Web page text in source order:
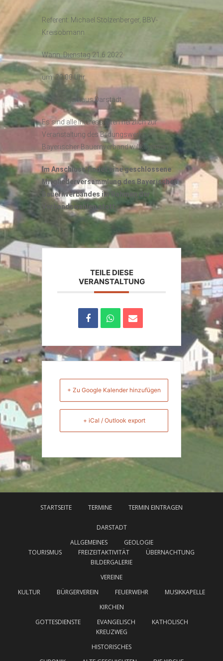
Referent: Michael Stolzenberger, BBV-
Kreisobmann
Wann: Dienstag 21.6.2022
um: 20:00 Uhr
WO: Bürgerhaus Darstadt
Es sind alle Interessierten herzlich zur
Veranstaltung des Bildungswerks
Bayerischer Bauernverband willkommen.
Im Anschluss findet eine geschlossene
Mitgliederversammlung des Bayerischen
Bauernverbandes im Rahmen der
Verbandswahlen statt.
TEILE DIESE
VERANSTALTUNG
+ Zu Google Kalender hinzufügen
+ iCal / Outlook export
STARTSEITE TERMINE TERMIN EINTRAGEN
DARSTADT
ALLGEMEINES
GEOLOGIE
TOURISMUS
FREIZEITAKTIVITÄT
ÜBERNACHTUNG
BILDERGALERIE
VEREINE
KULTUR
BÜRGERVEREIN FEUERWEHR
MUSIKKAPELLE
KIRCHEN
GOTTESDIENSTE
EVANGELISCH
KATHOLISCH
KREUZWEG
HISTORISCHES